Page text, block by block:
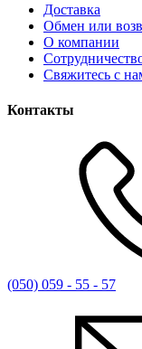
Доставка
Обмен или
О компании
Свяжитесь с
Контакты
(050) 059 - 55 - 57